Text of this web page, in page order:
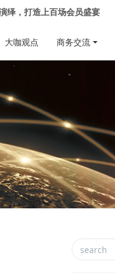
绎，打造上百场会员盛宴
大咖观点 商务交流